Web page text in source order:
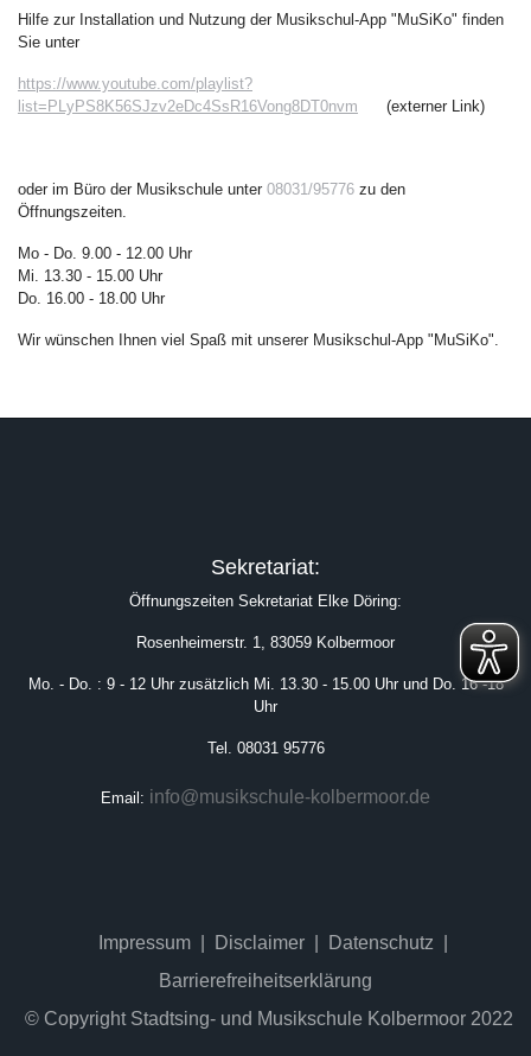
Hilfe zur Installation und Nutzung der Musikschul-App "MuSiKo" finden
Sie unter
https://www.youtube.com/playlist?
list=PLyPS8K56SJzv2eDc4SsR16Vong8DT0nvm (externer Link)
oder im Büro der Musikschule unter 08031/95776 zu den
Öffnungszeiten.
Mo - Do. 9.00 - 12.00 Uhr
Mi. 13.30 - 15.00 Uhr
Do. 16.00 - 18.00 Uhr
Wir wünschen Ihnen viel Spaß mit unserer Musikschul-App "MuSiKo".
Sekretariat:
Öffnungszeiten Sekretariat Elke Döring:
Rosenheimerstr. 1, 83059 Kolbermoor
Mo. - Do. : 9 - 12 Uhr zusätzlich Mi. 13.30 - 15.00 Uhr und Do. 16 -18
Uhr
Tel. 08031 95776
Email: info@musikschule-kolbermoor.de
Impressum Disclaimer
Datenschutz
Barrierefreiheitserklärung
© Copyright Stadtsing- und Musikschule Kolbermoor 2022